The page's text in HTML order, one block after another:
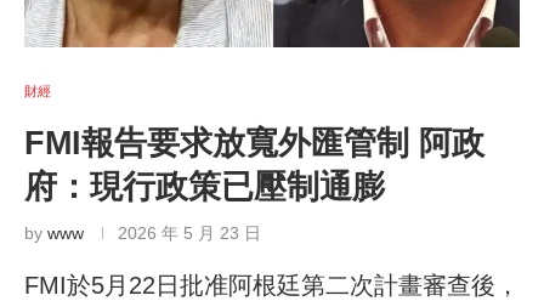
財經
FMI報告要求放寬外匯管制 阿政
府：現行政策已壓制通膨
by www 2026 年 5 月 23 日
FMI於5月22日批准阿根廷第二次計畫審查後，